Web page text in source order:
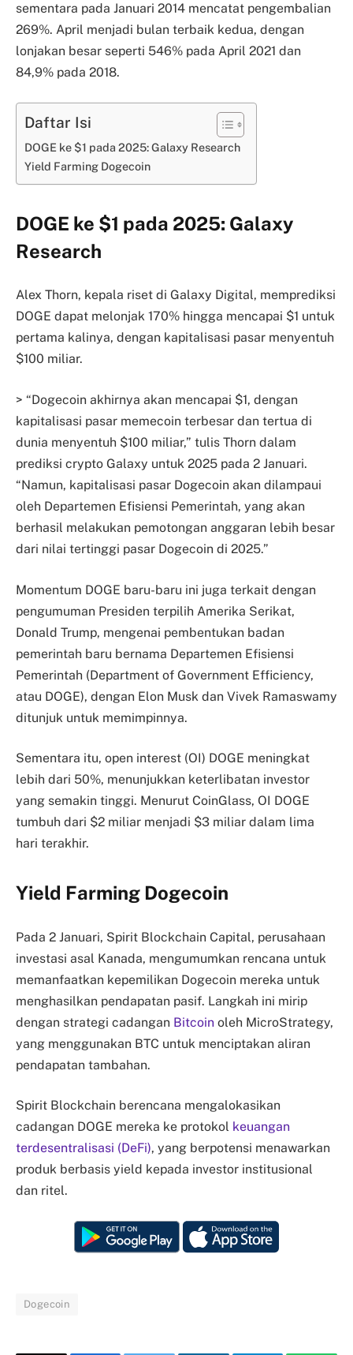
sementara pada Januari 2014 mencatat pengembalian
269%. April menjadi bulan terbaik kedua, dengan
lonjakan besar seperti 546% pada April 2021 dan
84,9% pada 2018.
Daftar Isi
DOGE ke $1 pada 2025: Galaxy Research
Yield Farming Dogecoin
DOGE ke $1 pada 2025: Galaxy
Research
Alex Thorn, kepala riset di Galaxy Digital, memprediksi
DOGE dapat melonjak 170% hingga mencapai $1 untuk
pertama kalinya, dengan kapitalisasi pasar menyentuh
$100 miliar.
> “Dogecoin akhirnya akan mencapai $1, dengan
kapitalisasi pasar memecoin terbesar dan tertua di
dunia menyentuh $100 miliar,” tulis Thorn dalam
prediksi crypto Galaxy untuk 2025 pada 2 Januari.
“Namun, kapitalisasi pasar Dogecoin akan dilampaui
oleh Departemen Efisiensi Pemerintah, yang akan
berhasil melakukan pemotongan anggaran lebih besar
dari nilai tertinggi pasar Dogecoin di 2025.”
Momentum DOGE baru-baru ini juga terkait dengan
pengumuman Presiden terpilih Amerika Serikat,
Donald Trump, mengenai pembentukan badan
pemerintah baru bernama Departemen Efisiensi
Pemerintah (Department of Government Efficiency,
atau DOGE), dengan Elon Musk dan Vivek Ramaswamy
ditunjuk untuk memimpinnya.
Sementara itu, open interest (OI) DOGE meningkat
lebih dari 50%, menunjukkan keterlibatan investor
yang semakin tinggi. Menurut CoinGlass, OI DOGE
tumbuh dari $2 miliar menjadi $3 miliar dalam lima
hari terakhir.
Yield Farming Dogecoin
Pada 2 Januari, Spirit Blockchain Capital, perusahaan
investasi asal Kanada, mengumumkan rencana untuk
memanfaatkan kepemilikan Dogecoin mereka untuk
menghasilkan pendapatan pasif. Langkah ini mirip
dengan strategi cadangan Bitcoin oleh MicroStrategy,
yang menggunakan BTC untuk menciptakan aliran
pendapatan tambahan.
Spirit Blockchain berencana mengalokasikan
cadangan DOGE mereka ke protokol keuangan
terdesentralisasi (DeFi), yang berpotensi menawarkan
produk berbasis yield kepada investor institusional
dan ritel.
Dogecoin